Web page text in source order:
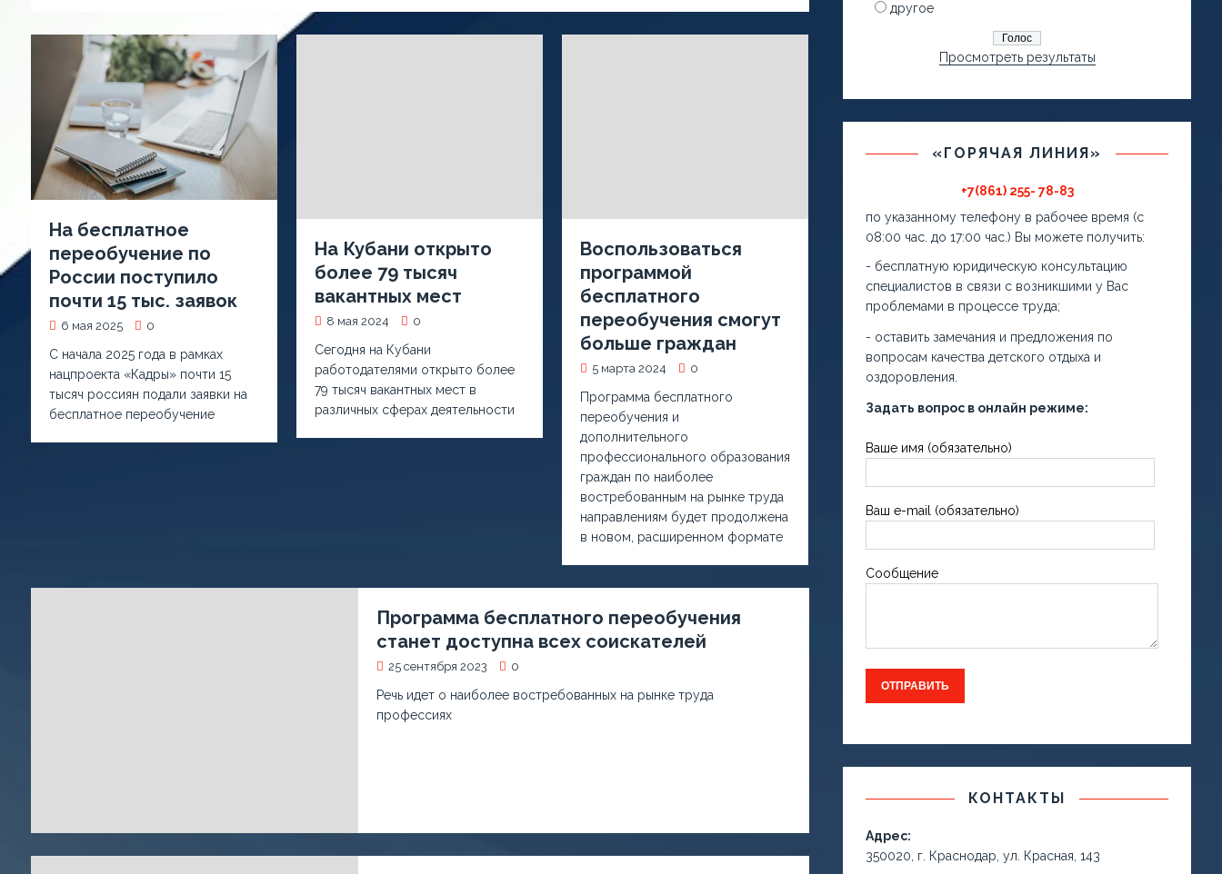
На бесплатное
переобучение по
России поступило
почти 15 тыс. заявок
6 мая 2025 0
С начала 2025 года в рамках
нацпроекта «Кадры» почти 15
тысяч россиян подали заявки на
бесплатное переобучение
На Кубани открыто
более 79 тысяч
вакантных мест
8 мая 2024 0
Сегодня на Кубани
работодателями открыто более
79 тысяч вакантных мест в
различных сферах деятельности
Воспользоваться
программой
бесплатного
переобучения смогут
больше граждан
5 марта 2024 0
Программа бесплатного
переобучения и
дополнительного
профессионального образования
граждан по наиболее
востребованным на рынке труда
направлениям будет продолжена
в новом, расширенном формате
Программа бесплатного переобучения
станет доступна всех соискателей
25 сентября 2023 0
Речь идет о наиболее востребованных на рынке труда
профессиях
другое
Просмотреть результаты
«ГОРЯЧАЯ ЛИНИЯ»
+7(861) 255- 78-83
по указанному телефону в рабочее время (с
08:00 час. до 17:00 час.) Вы можете получить:
- бесплатную юридическую консультацию
специалистов в связи с возникшими у Вас
проблемами в процессе труда;
- оставить замечания и предложения по
вопросам качества детского отдыха и
оздоровления.
Задать вопрос в онлайн режиме:
Ваше имя (обязательно)
Ваш e-mail (обязательно)
Сообщение
КОНТАКТЫ
Адрес:
350020, г. Краснодар, ул. Красная, 143